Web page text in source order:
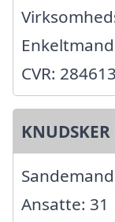
CVR:
KNUDSKER
Ansatte: 31